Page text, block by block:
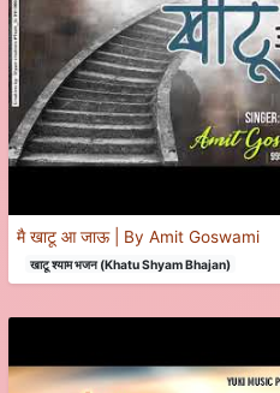
मै खाटू आ जाऊ | By Amit Goswami
खाटू श्याम भजन (Khatu Shyam Bhajan)